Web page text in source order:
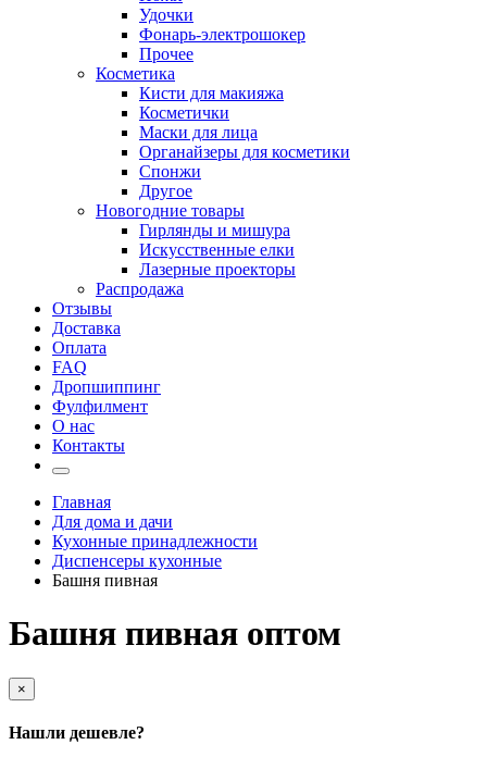
Удочки
Фонарь-электрошокер
Прочее
Косметика
Кисти для макияжа
Косметички
Маски для лица
Органайзеры для косметики
Спонжи
Другое
Новогодние товары
Гирлянды и мишура
Искусственные елки
Лазерные проекторы
Распродажа
Отзывы
Доставка
Оплата
FAQ
Дропшиппинг
Фулфилмент
О нас
Контакты
Главная
Для дома и дачи
Кухонные принадлежности
Диспенсеры кухонные
Башня пивная
Башня пивная оптом
×
Нашли дешевле?